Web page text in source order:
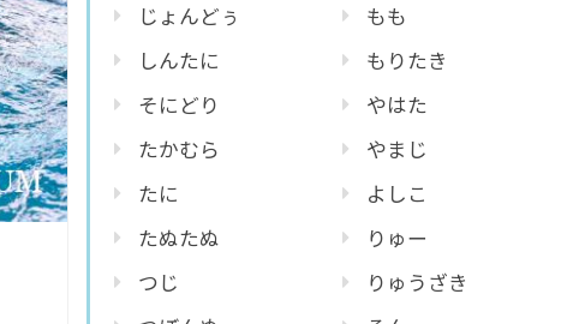
じょんどぅ
しんたに
そにどり
たかむら
たに
たぬたぬ
つじ
もも
もりたき
やはた
やまじ
よしこ
りゅー
りゅうざき